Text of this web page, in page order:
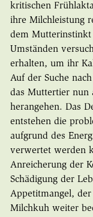
kritischen
ihre Milchleistung
dem
Umständen
erhalten, um ihr
Auf der Suche
das Muttertier nun
herangehen. Das
entstehen die
aufgrund des
verwertet werden
Anreicherung der
Schädigung der
Appetitmangel,
Milchkuh weiter